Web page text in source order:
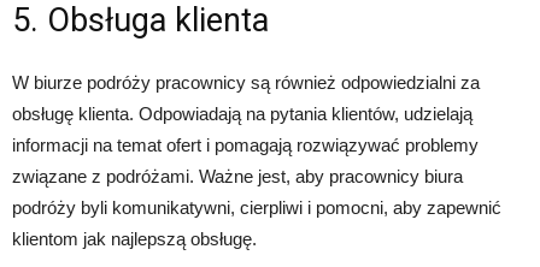
5. Obsługa klienta
W biurze podróży pracownicy są również odpowiedzialni za
obsługę klienta. Odpowiadają na pytania klientów, udzielają
informacji na temat ofert i pomagają rozwiązywać problemy
związane z podróżami. Ważne jest, aby pracownicy biura
podróży byli komunikatywni, cierpliwi i pomocni, aby zapewnić
klientom jak najlepszą obsługę.